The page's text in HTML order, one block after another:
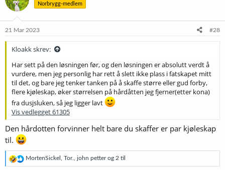
j
n
e
Norbrygg-medlem
21 Mar 2023 #28
Kloakk skrev:
Har sett på den løsningen før, og den løsningen er absolutt verdt å
vurdere, men jeg personlig har rett å slett ikke plass i fatskapet mitt
til det, og bare jeg tenker tanken på å skaffe større eller gud forby,
flere kjøleskap, øker størrelsen på hårdåtten jeg fjerner(etter kona)
fra dusjsluken, så jeg ligger lavt
Vis vedlegget 61305
Den hårdotten forvinner helt bare du skaffer er par kjøleskap
til.
R
e
MortenSickel Tor. john petterog 2 til